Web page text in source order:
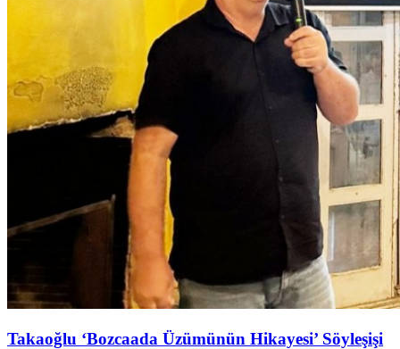
Takaoğlu ‘Bozcaada Üzümünün Hikayesi’ Söyleşişi